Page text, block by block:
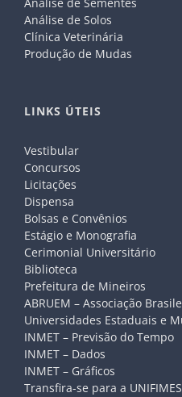
Análise de Solos
Clínica Veterinária
Produção de Mudas
LINKS ÚTEIS
Vestibular
Concursos
Licitações
Dispensa
Bolsas e Convênios
Estágio e Monografia
Cerimonial Universitário
Biblioteca
Prefeitura de Mineiros
ABRUEM – Associação
Universidades Estaduais e
INMET – Previsão do Tempo
INMET – Dados
INMET – Gráficos
Transfira-se para a UNIFIMES